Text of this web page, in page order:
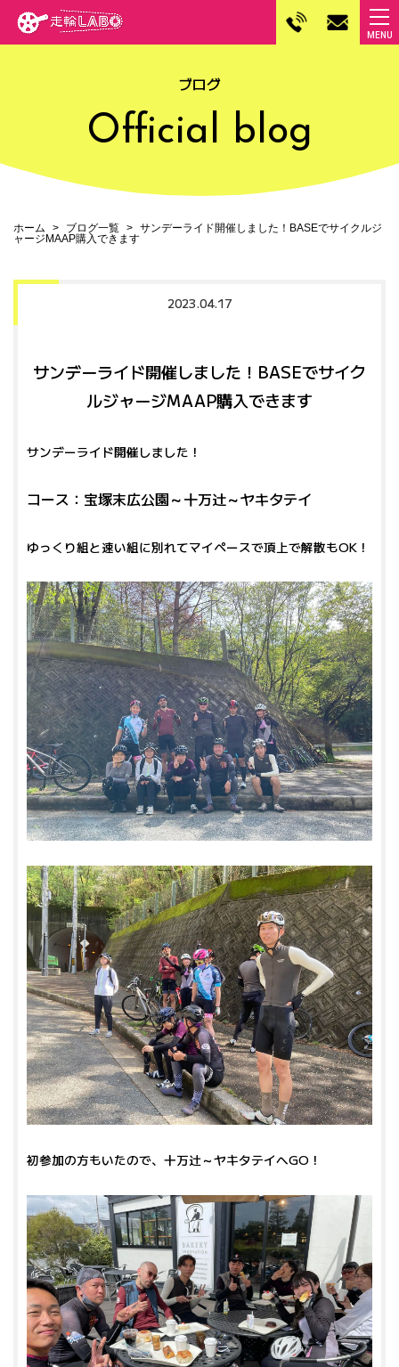
ブログ
Official blog
ホーム ブログ一覧
サンデーライド開催しました！BASEでサイクルジ
ャージMAAP購入できます
2023.04.17
サンデーライド開催しました！BASEでサイク
ルジャージMAAP購入できます
サンデーライド開催しました！
コース：宝塚末広公園～十万辻～ヤキタテイ
ゆっくり組と速い組に別れてマイペースで頂上で解散もOK！
初参加の方もいたので、十万辻～ヤキタテイへGO！